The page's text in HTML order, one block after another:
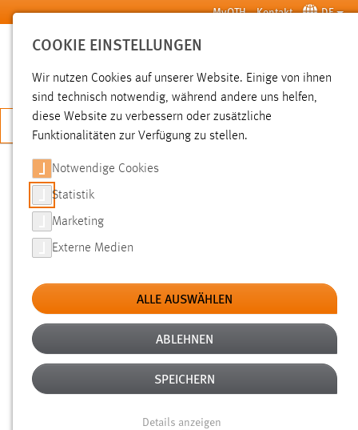
Zum Hauptinhalt springen MyOTH Kontakt DE
SUCHE
JETZT BEWERBEN
SUCHE
FILTER
Typ
Erstellungsdatum
Alter
COOKIE EINSTELLUNGEN
Wir nutzen Cookies auf unserer Website. Einige von ihnen
sind technisch notwendig, während andere uns helfen,
diese Website zu verbessern oder zusätzliche
Funktionalitäten zur Verfügung zu stellen.
Notwendige Cookies
Statistik
Marketing
Externe Medien
ALLE AUSWÄHLEN
ABLEHNEN
SPEICHERN
Details anzeigen